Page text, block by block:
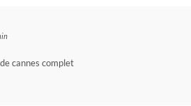
cannes complet